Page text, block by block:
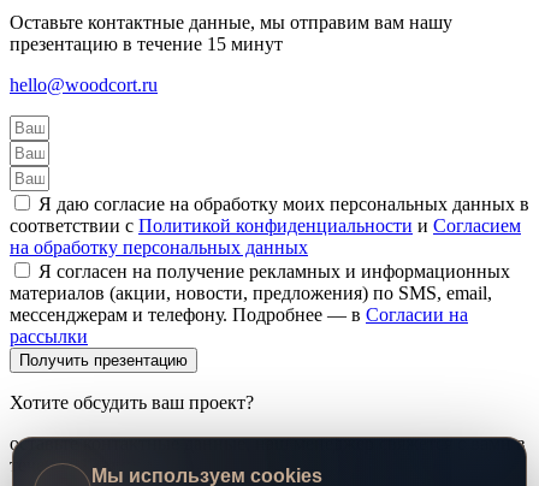
Мы используем cookies
Оставьте контактные данные, мы отправим вам нашу
презентацию в течение 15 минут
hello@woodcort.ru
Я даю согласие на обработку моих персональных данных в
соответствии с Политикой конфиденциальности и Согласием
на обработку персональных данных
Я согласен на получение рекламных и информационных
материалов (акции, новости, предложения) по SMS, email,
мессенджерам и телефону. Подробнее — в Согласии на
рассылки
Получить презентацию
Хотите обсудить ваш проект?
оставьте контактные данные, наш менеджер свяжется с вами в
течение 15 минут